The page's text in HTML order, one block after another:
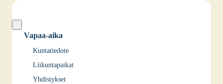
Vapaa-aika
Kuntatiedote
Liikuntapaikat
Yhdistykset